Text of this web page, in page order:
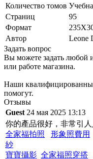
Количество томов
Страниц
95
Формат
Автор
Leone
Задать вопрос
Вы можете задать любой
или работе магазина.
Наши
помогут.
Отзывы
Guest 24 мая 2025 13:13
你的產品很好，非常引
全家福拍照
形象照費用
紗
寶寶攝影 全家福照穿搭